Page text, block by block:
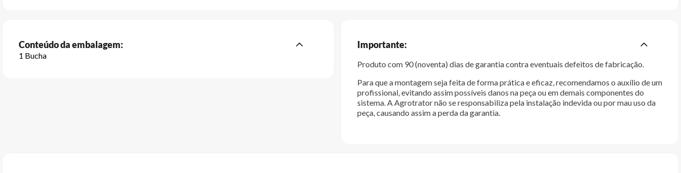
Conteúdo da embalagem:
1 Bucha
Importante:
Produto com 90 (noventa) dias de garantia contra eventuais defeitos de fabricação.
Para que a montagem seja feita de forma prática e eficaz, recomendamos o auxílio de um
profissional, evitando assim possíveis danos na peça ou em demais componentes do
sistema. A Agrotrator não se responsabiliza pela instalação indevida ou por mau uso da
peça, causando assim a perda da garantia.